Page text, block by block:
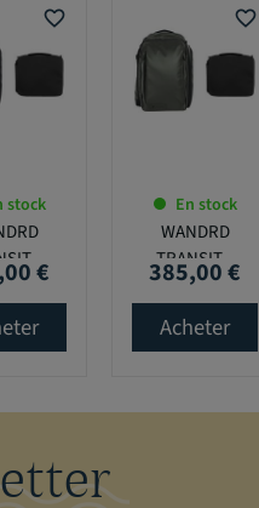
favorite_border
stock
€
favorite_border
En stock
WANDRD
TRANSIT...
Prix
385,00 €
Acheter